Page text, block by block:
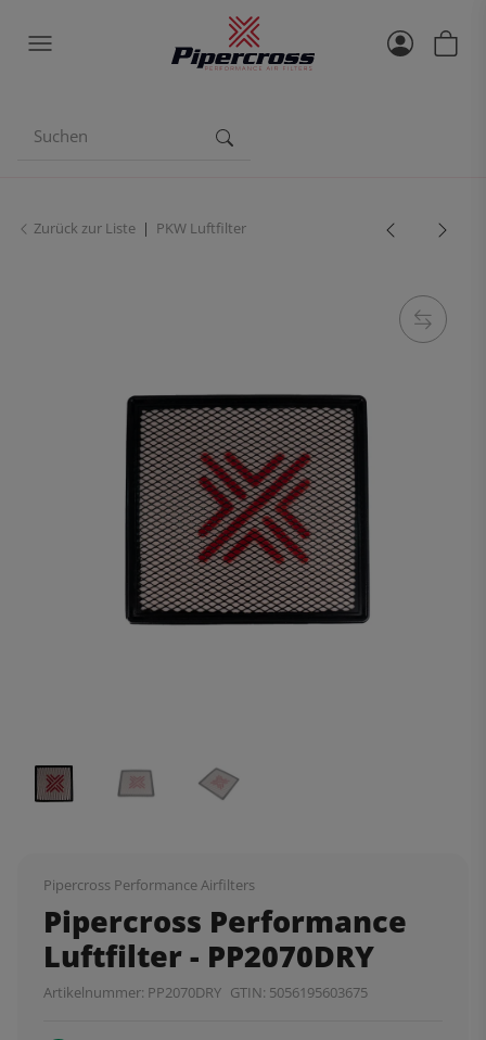
Zurück zur Liste PKW Luftfilter
Pipercross Performance Airfilters
Pipercross Performance
Luftfilter - PP2070DRY
Artikelnummer: PP2070DRY GTIN: 5056195603675